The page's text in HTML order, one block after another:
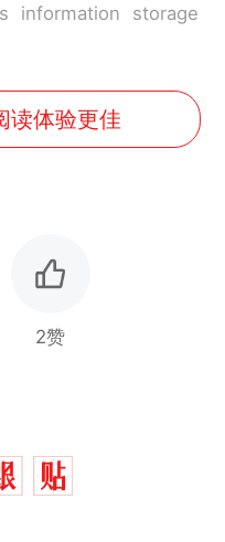
information storage
读体验更佳
2赞